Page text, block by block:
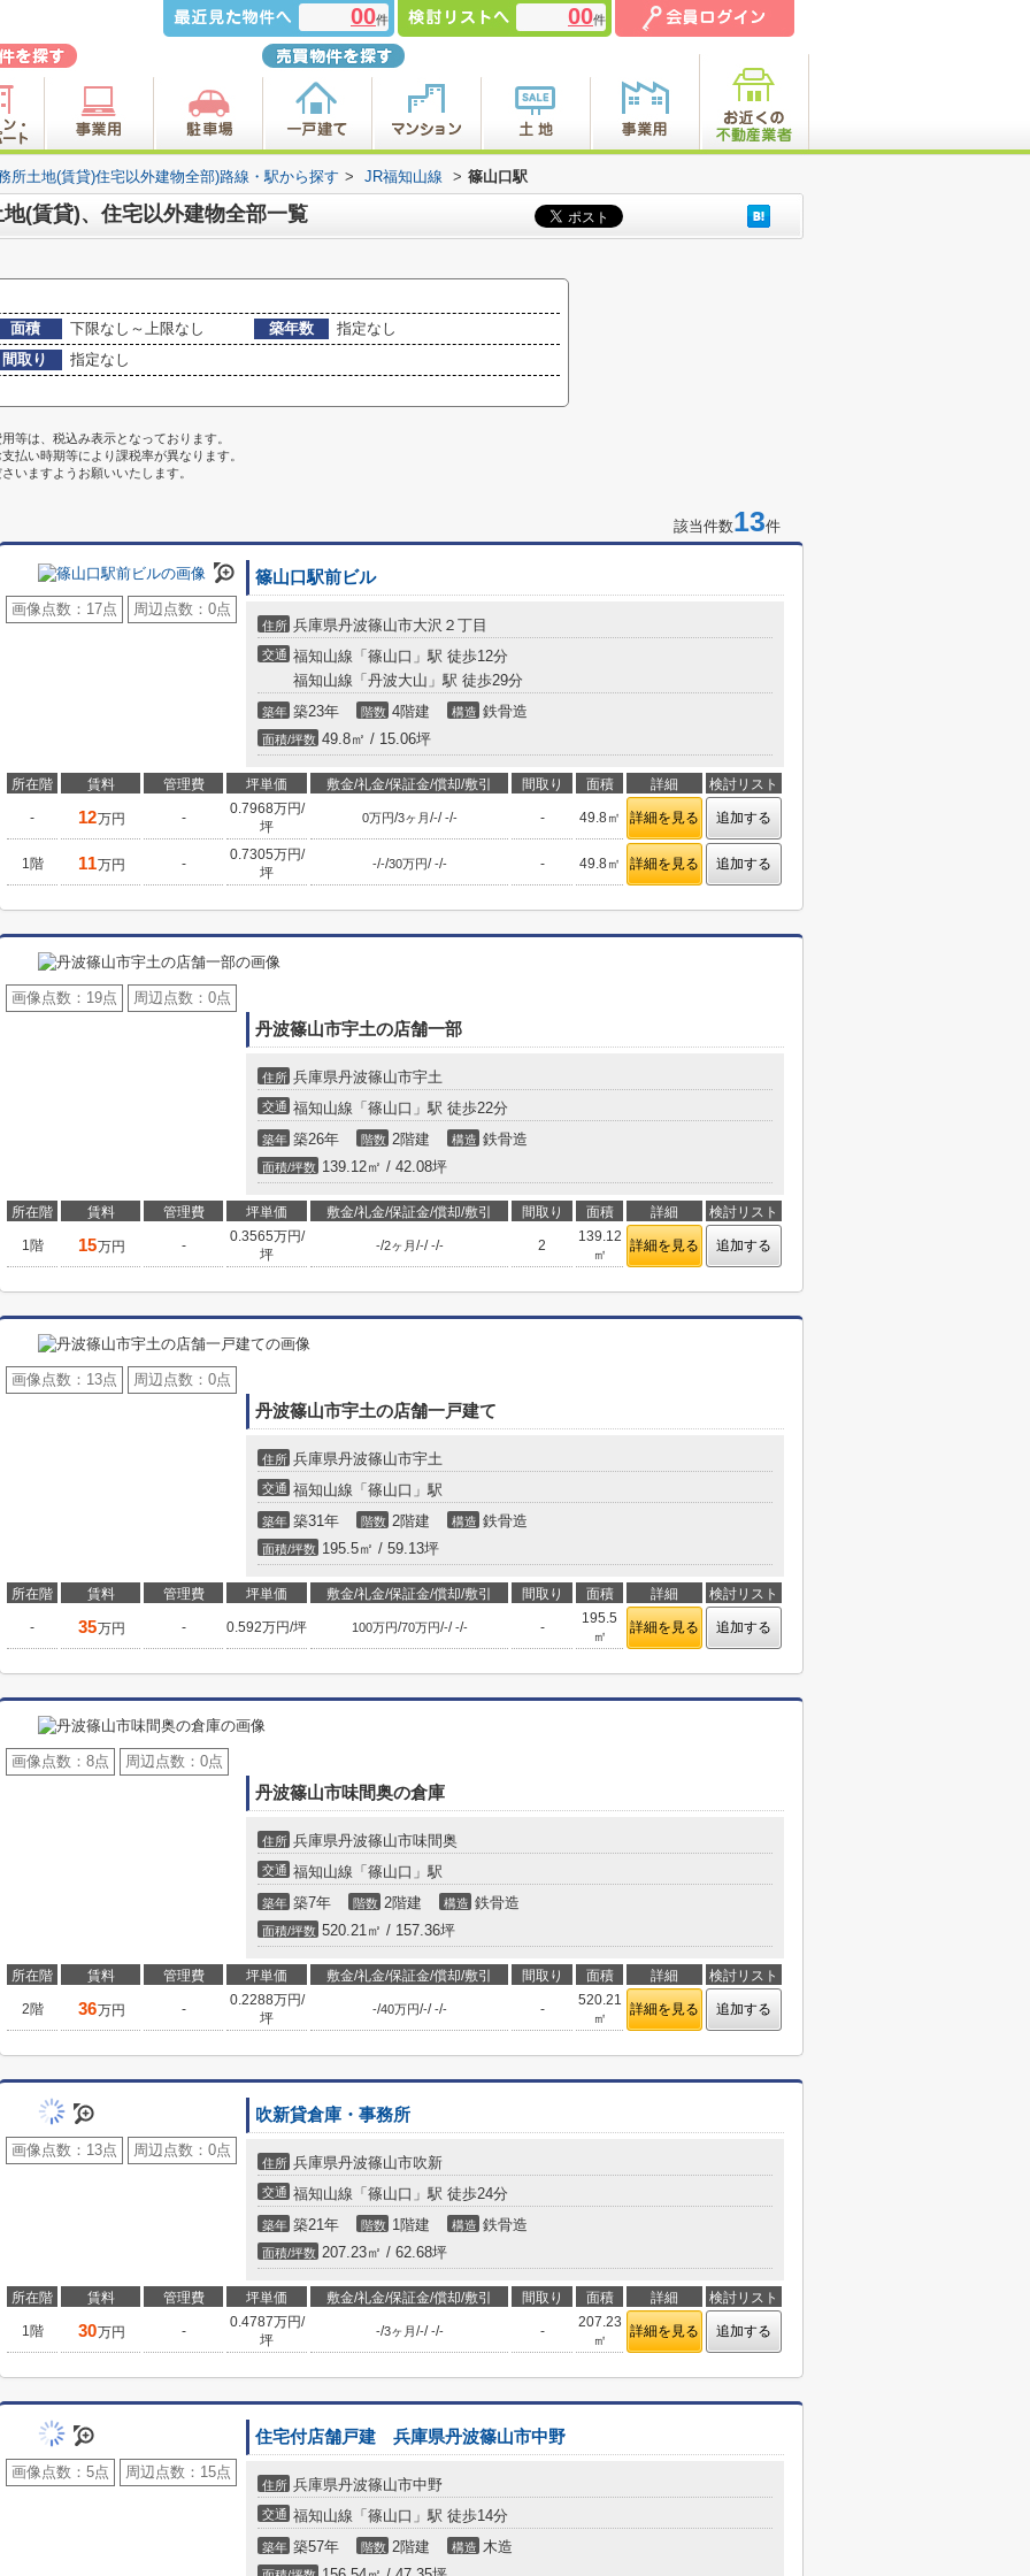
00件 00件
所土地(賃貸)住宅以外建物全部)路線・駅から探す > JR福知山線 > 篠山口駅
(賃貸)、住宅以外建物全部一覧
面積 下限なし～上限なし 築年数
指定なし
間取り
指定なし
等は、税込み表示となっております。
払い時期等により課税率が異なります。
いますようお願いいたします。
該当件数13件
画像点数： 17点 周辺点数： 0点
篠山口駅前ビル
住所 兵庫県丹波篠山市大沢２丁目
交通 福知山線「篠山口」駅 徒歩12分
福知山線「丹波大山」駅 徒歩29分
築年 築23年 階数 4階建 構造 鉄骨造
面積/坪数 49.8㎡ / 15.06坪
所在階 賃料 管理費 坪単価 敷金/礼金/保証金/償却/敷引 間取り 面積 詳細 検討リスト
- 12万円 -
0.7968万円/
坪
0万円/3ヶ月/-/-/- - 49.8㎡ 詳細を見る 追加する
1階 11万円 -
0.7305万円/
坪
-/-/30万円/-/- - 49.8㎡ 詳細を見る 追加する
画像点数： 19点 周辺点数： 0点
丹波篠山市宇土の店舗一部
住所 兵庫県丹波篠山市宇土
交通 福知山線「篠山口」駅 徒歩22分
築年 築26年 階数 2階建 構造 鉄骨造
面積/坪数 139.12㎡ / 42.08坪
所在階 賃料 管理費 坪単価 敷金/礼金/保証金/償却/敷引 間取り 面積 詳細 検討リスト
1階 15万円 -
0.3565万円/
坪
-/2ヶ月/-/-/- 2
139.12
㎡
詳細を見る 追加する
画像点数： 13点 周辺点数： 0点
丹波篠山市宇土の店舗一戸建て
住所 兵庫県丹波篠山市宇土
交通 福知山線「篠山口」駅
築年 築31年 階数 2階建 構造 鉄骨造
面積/坪数 195.5㎡ / 59.13坪
所在階 賃料 管理費 坪単価 敷金/礼金/保証金/償却/敷引 間取り 面積 詳細 検討リスト
- 35万円 - 0.592万円/坪 100万円/70万円/-/-/- -
195.5
㎡
詳細を見る 追加する
画像点数： 8点 周辺点数： 0点
丹波篠山市味間奥の倉庫
住所 兵庫県丹波篠山市味間奥
交通 福知山線「篠山口」駅
築年 築7年 階数 2階建 構造 鉄骨造
面積/坪数 520.21㎡ / 157.36坪
所在階 賃料 管理費 坪単価 敷金/礼金/保証金/償却/敷引 間取り 面積 詳細 検討リスト
2階 36万円 -
0.2288万円/
坪
-/40万円/-/-/- -
520.21
㎡
詳細を見る 追加する
画像点数： 13点 周辺点数： 0点
吹新貸倉庫・事務所
住所 兵庫県丹波篠山市吹新
交通 福知山線「篠山口」駅 徒歩24分
築年 築21年 階数 1階建 構造 鉄骨造
面積/坪数 207.23㎡ / 62.68坪
所在階 賃料 管理費 坪単価 敷金/礼金/保証金/償却/敷引 間取り 面積 詳細 検討リスト
1階 30万円 -
0.4787万円/
坪
-/3ヶ月/-/-/- -
207.23
㎡
詳細を見る 追加する
画像点数： 5点 周辺点数： 15点
住宅付店舗戸建 兵庫県丹波篠山市中野
住所 兵庫県丹波篠山市中野
交通 福知山線「篠山口」駅 徒歩14分
築年 築57年 階数 2階建 構造 木造